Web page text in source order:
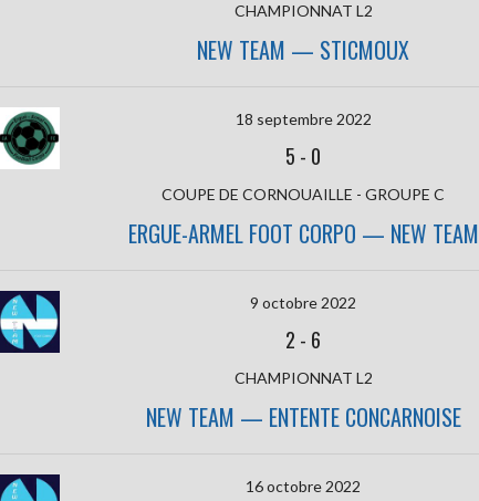
CHAMPIONNAT L2
NEW TEAM — STICMOUX
18 septembre 2022
5 - 0
COUPE DE CORNOUAILLE - GROUPE C
ERGUE-ARMEL FOOT CORPO — NEW TEAM
9 octobre 2022
2 - 6
CHAMPIONNAT L2
NEW TEAM — ENTENTE CONCARNOISE
16 octobre 2022